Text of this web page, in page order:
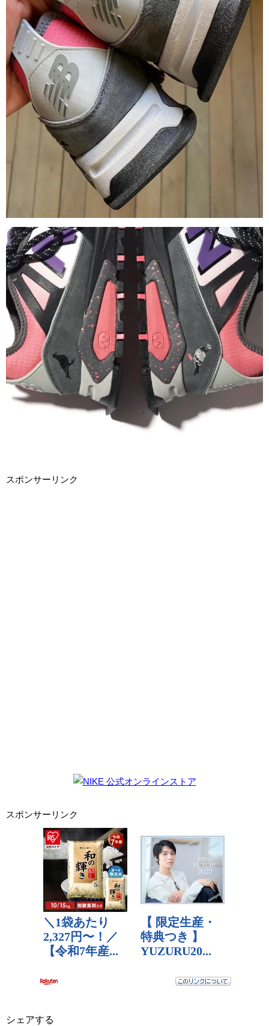
スポンサーリンク
スポンサーリンク
シェアする